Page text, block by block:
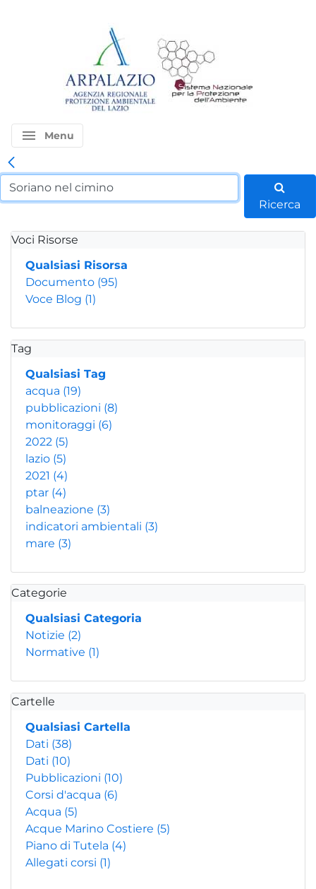
menu Menu
Ricerca
Voci Risorse
Qualsiasi Risorsa
Documento (95)
Voce Blog (1)
Tag
Qualsiasi Tag
acqua (19)
pubblicazioni (8)
monitoraggi (6)
2022 (5)
lazio (5)
2021 (4)
ptar (4)
balneazione (3)
indicatori ambientali (3)
mare (3)
Categorie
Qualsiasi Categoria
Notizie (2)
Normative (1)
Cartelle
Qualsiasi Cartella
Dati (38)
Dati (10)
Pubblicazioni (10)
Corsi d'acqua (6)
Acqua (5)
Acque Marino Costiere (5)
Piano di Tutela (4)
Allegati corsi (1)